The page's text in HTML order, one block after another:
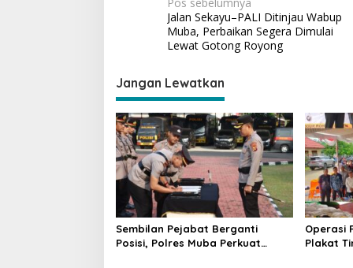
N
a
v
i
g
a
s
i
p
o
s
Jalan Sekayu–PALI Ditinjau Wabup
Muba, Perbaikan Segera Dimulai
Lewat Gotong Royong
Jangan Lewatkan
Sembilan Pejabat Berganti
Posisi, Polres Muba Perkuat
Operasi
Plakat